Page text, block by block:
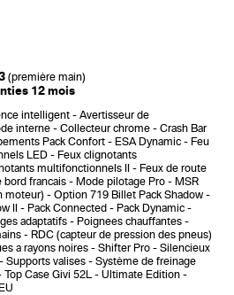
(première main)
12 mois
intelligent
Avertisseur de
interne Collecteur chrome
Crash Bar
Pack Confort ESA Dynamic
Feu
LED
Feux clignotants
multifonctionnels II
Feux de route
bord francais Mode pilotage Pro
MSR
moteur)
Option 719 Billet Pack Shadow
II
Pack Connected
Pack Dynamic
adaptatifs
Poignees chauffantes
RDC (capteur de pression des pneus)
a rayons noires Shifter Pro
Silencieux
Supports valises
Système de freinage
Top Case Givi 52L
Ultimate Edition